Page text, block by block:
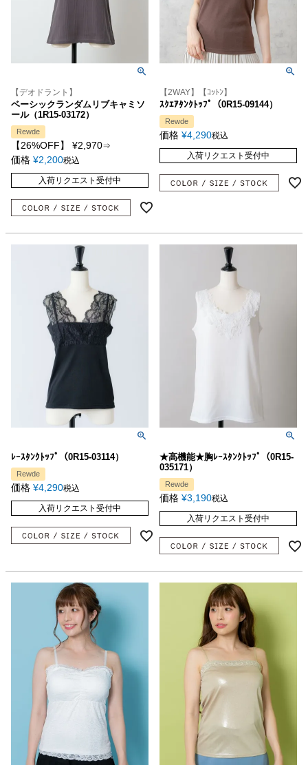
【デオドラント】
ベーシックランダムリブキャミソ
ール（1R15-03172）
Rewde
【26%OFF】 ¥2,970⇒
価格 ¥2,200税込
入荷リクエスト受付中
【2WAY】【ｺｯﾄﾝ】
ｽｸｴｱﾀﾝｸﾄｯﾌﾟ（0R15-09144）
Rewde
価格 ¥4,290税込
入荷リクエスト受付中
ﾚｰｽﾀﾝｸﾄｯﾌﾟ（0R15-03114）
Rewde
価格 ¥4,290税込
入荷リクエスト受付中
★高機能★胸ﾚｰｽﾀﾝｸﾄｯﾌﾟ（0R15-
035171）
Rewde
価格 ¥3,190税込
入荷リクエスト受付中